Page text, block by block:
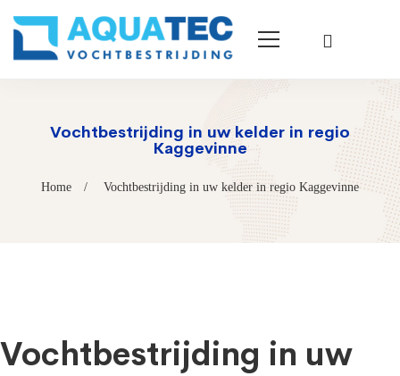
Vochtbestrijding in uw kelder in regio
Kaggevinne
Home Vochtbestrijding in uw kelder in regio Kaggevinne
Vochtbestrijding in uw